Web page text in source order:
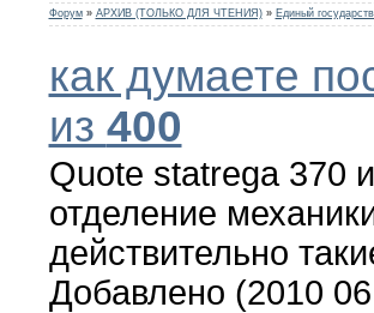
Форум » АРХИВ (ТОЛЬКО ДЛЯ ЧТЕНИЯ) » Единый
как думаете
из 400
Quote statrega 370
отделение
действительно
Добавлено (2010